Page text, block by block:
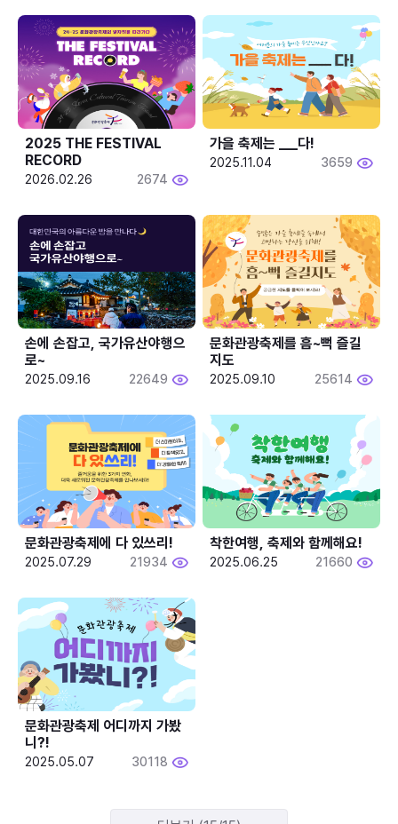
2025 THE FESTIVAL
RECORD
2026.02.26 2674
2025.11.04 3659
손에 손잡고, 국가유산야행으
로~
2025.09.16 22649
문화관광축제를 흠~뻑 즐길
지도
2025.09.10 25614
문화관광축제에 다 있쓰리!
2025.07.29 21934
착한여행, 축제와 함께해요!
2025.06.25 21660
문화관광축제 어디까지 가봤
니?!
2025.05.07 30118